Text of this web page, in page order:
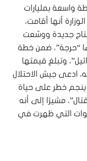
واسعة بمليارات
أنها أقامت،
جديدة ووسّعت
مجالًا تعتبرها “حرجة”، ضمن خطة
وتبلغ قيمتها
ادعى جيش الاحتلال
ينجم خطر على حياة
مشيرًا إلى أنه
التي ظهرت في